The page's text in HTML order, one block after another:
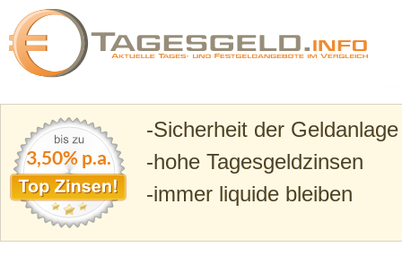
Tagesgeld.info – Tagesgeldkonten vergleichen und
3,50% p.a.
Sicherheit der Geldanlage
hohe Tagesgeldzinsen
immer liquide bleiben